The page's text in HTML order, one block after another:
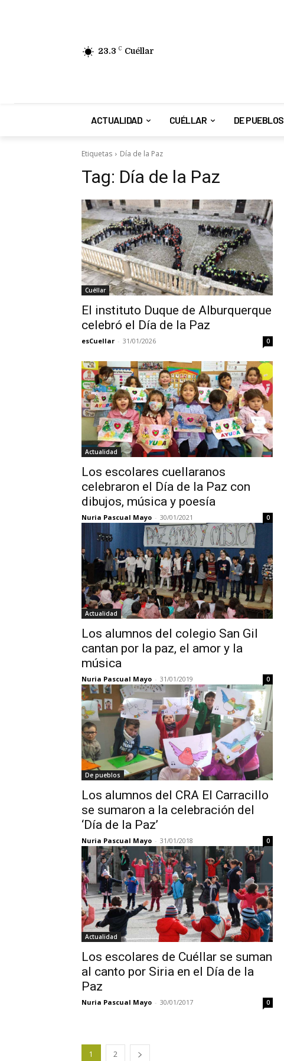
23.3 C Cuéllar
ACTUALIDAD CUÉLLAR DE PUEBLOS
Etiquetas Día de la Paz
Tag: Día de la Paz
Cuéllar
El instituto Duque de Alburquerque
celebró el Día de la Paz
esCuellar - 31/01/2026 0
Actualidad
Los escolares cuellaranos
celebraron el Día de la Paz con
dibujos, música y poesía
Nuria Pascual Mayo - 30/01/2021 0
Actualidad
Los alumnos del colegio San Gil
cantan por la paz, el amor y la
música
Nuria Pascual Mayo - 31/01/2019 0
De pueblos
Los alumnos del CRA El Carracillo
se sumaron a la celebración del
‘Día de la Paz’
Nuria Pascual Mayo - 31/01/2018 0
Actualidad
Los escolares de Cuéllar se suman
al canto por Siria en el Día de la
Paz
Nuria Pascual Mayo - 30/01/2017 0
1 2